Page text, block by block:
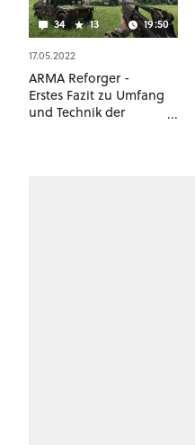
34 13 19:50
17.05.2022
ARMA Reforger -
Erstes Fazit zu Umfang
und Technik der